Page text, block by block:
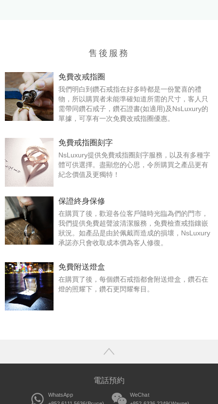
售後服務
免費改戒指圈
我們明白到鑽石戒指在好多時都是一份驚喜的禮
物，所以購買者未能準確知道所需的尺寸，客人只
需帶同鑽石戒子，鑽石證書(如適用)及NsLuxury的
單據，可享有一次免費改戒指圈優惠。
免費戒指圈刻字
NsLuxury提供免費戒指圈刻字服務，以及有多種字
體可供選擇。盡顯您的心思，令所購買之產品更有
紀念價值及更獨特！
保證終身保修
在購買了後，歡迎各位客戶隨時光臨為們的門市，
我們提供免費超聲波清潔服務，免費檢查戒指鑲嵌
狀況。如產品是由於佩戴而造成的損壞，NsLuxury
承諾亦只會收取成本價為客人修復。
免費附送燈盒
在購買了後，每個鑽石戒指都會附送燈盒，鑽石在
燈的照耀下，鑽石更閃耀奪目。
電話預約
WhatsApp
WeChat